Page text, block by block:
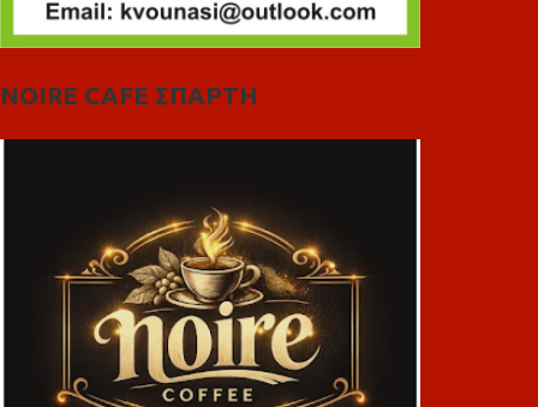
NOIRE CAFE ΣΠΑΡΤΗ